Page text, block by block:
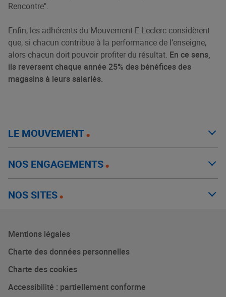
Rencontre".
Enfin, les adhérents du Mouvement E.Leclerc considèrent
que, si chacun contribue à la performance de l’enseigne,
alors chacun doit pouvoir profiter du résultat. En ce sens,
ils reversent chaque année 25% des bénéfices des
magasins à leurs salariés.
LE MOUVEMENT
NOS ENGAGEMENTS
NOS SITES
Mentions légales
Charte des données personnelles
Charte des cookies
Accessibilité : partiellement conforme